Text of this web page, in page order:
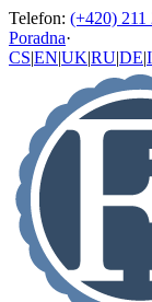
Telefon: (+420) 211
Poradna·
CS|EN|UK|RU|DE|